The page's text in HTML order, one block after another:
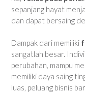
sepanjang hayat
dan dapat bersaing
Dampak dari memiliki
sangatlah besar.
perubahan, mampu
memiliki daya saing
luas, peluang bisnis